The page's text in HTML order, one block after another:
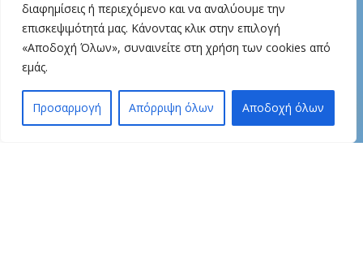
διαφημίσεις ή περιεχόμενο και να αναλύουμε την
επισκεψιμότητά μας. Κάνοντας κλικ στην επιλογή
«Αποδοχή Όλων», συναινείτε στη χρήση των cookies από
εμάς.
Προσαρμογή Απόρριψη όλων Αποδοχή όλων
ΟΡΟΙ & ΠΡΟΥΠΟΘΕΣΕΙΣ
ΟΡΟΙ ΧΡΗΣΗΣ
ΠΟΛΙΤΙΚΗ ΑΠΟΡΡΗΤΟΥ
ΟΡΟΙ ΠΛΗΡΩΜΗΣ
ΟΡΟΙ ΑΠΟΣΤΟΛΗΣ
🐝